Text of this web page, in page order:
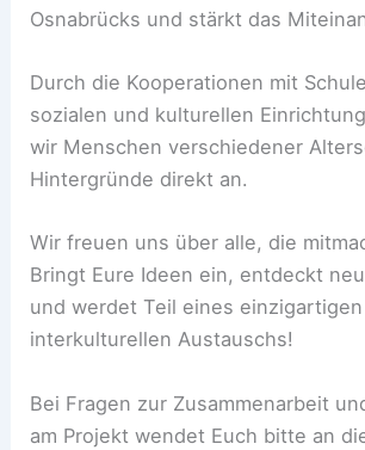
Osnabrücks und stärkt das
Durch die Kooperationen mit
sozialen und kulturellen
wir Menschen verschiedener
Hintergründe direkt an.
Wir freuen uns über alle, die
Bringt Eure Ideen ein, entdeckt
und werdet Teil eines einzigartigen
interkulturellen Austauschs!
Bei Fragen zur Zusammenarbeit
am Projekt wendet Euch bitte an